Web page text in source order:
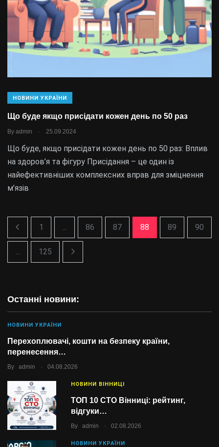
НОВИНИ УКРАЇНИ
Що буде якщо присідати кожен день по 50 раз
By admin . 25.09.2024
Що буде, якщо присідати кожен день по 50 раз: Вплив
на здоров’я та фігуру Присідання – це один із
найефективніших комплексних вправ для зміцнення
м’язів
1 ... 86 87 88 89 90
... 125
Останні новини:
НОВИНИ УКРАЇНИ
Перехоплювачі, кошти на безпеку країни,
перенесення…
By admin . 04.08.2026
НОВИНИ ВІННИЦІ
ТОП 10 СТО Вінниці: рейтинг,
відгуки…
By admin . 02.08.2026
НОВИНИ УКРАЇНИ